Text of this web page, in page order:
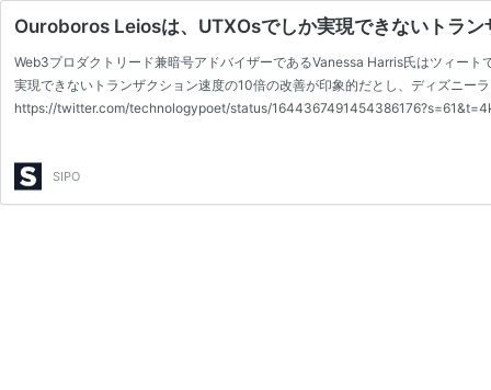
Ouroboros Leiosは、UTXOsでしか実現できないトラ
Web3プロダクトリード兼暗号アドバイザーであるVanessa Harris氏はツィー
実現できないトランザクション速度の10倍の改善が印象的だとし、ディズニー
https://twitter.com/technologypoet/status/
SIPO